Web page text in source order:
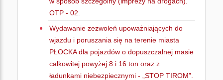
OTP - 02.
Wydawanie zezwoleń upoważniających do
wjazdu i poruszania się na terenie miasta
PŁOCKA dla pojazdów o dopuszczalnej masie
całkowitej powyżej 8 i 16 ton oraz z
ładunkami niebezpiecznymi - „STOP TIROM”.